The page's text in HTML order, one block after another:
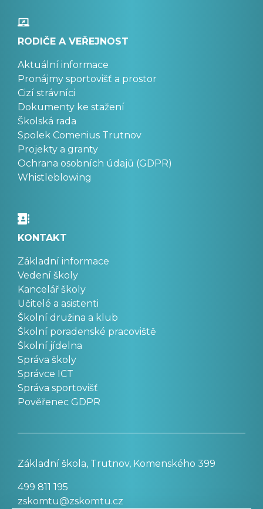
RODIČE A VEŘEJNOST
Aktuální informace
Pronájmy sportovišť a prostor
Cizí strávníci
Dokumenty ke stažení
Školská rada
Spolek Comenius Trutnov
Projekty a granty
Ochrana osobních údajů (GDPR)
Whistleblowing
KONTAKT
Základní informace
Vedení školy
Kancelář školy
Učitelé a asistenti
Školní družina a klub
Školní poradenské pracoviště
Školní jídelna
Správa školy
Správce ICT
Správa sportovišť
Pověřenec GDPR
Základní škola, Trutnov, Komenského 399
499 811 195
zskomtu@zskomtu.cz